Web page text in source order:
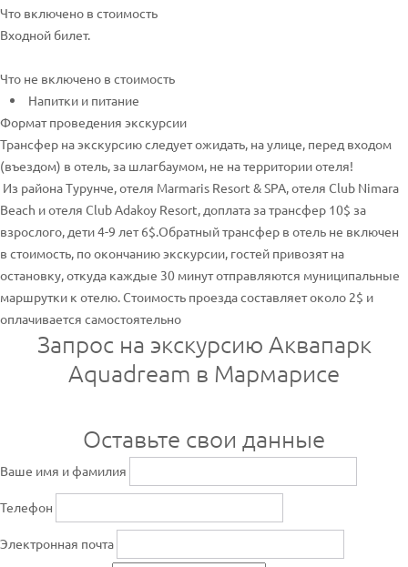
Что включено в стоимость
Входной билет.
Что не включено в стоимость
Напитки и питание
Формат проведения экскурсии
Трансфер на экскурсию следует ожидать, на улице, перед входом
(въездом) в отель, за шлагбаумом, не на территории отеля!
Из района Турунче, отеля Marmaris Resort & SPA, отеля Club Nimara
Beach и отеля Club Adakoy Resort, доплата за трансфер 10$ за
взрослого, дети 4-9 лет 6$.Обратный трансфер в отель не включен
в стоимость, по окончанию экскурсии, гостей привозят на
остановку, откуда каждые 30 минут отправляются муниципальные
маршрутки к отелю. Стоимость проезда составляет около 2$ и
оплачивается самостоятельно
Запрос на экскурсию Аквапарк
Aquadream в Мармарисе
Оставьте свои данные
Ваше имя и фамилия
Телефон
Электронная почта